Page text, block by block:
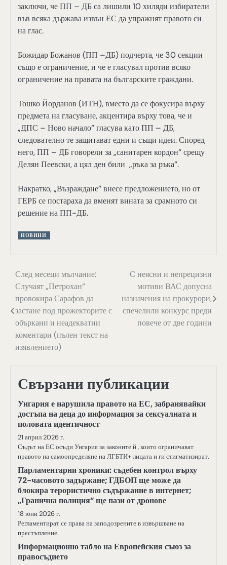
заключи, че ПП – ДБ са лишили 10 хиляди избиратели
във всяка държава извън ЕС да упражнят правото си
на глас.
Божидар Божанов (ПП –ДБ) подчерта, че 30 секции
също е ограничение, и че е гласувал против всяко
ограничение на правата на българските граждани.
Тошко Йорданов (ИТН), вместо да се фокусира върху
предмета на гласуване, акцентира върху това, че и
„ДПС – Ново начало“ гласува като ПП – ДБ,
следователно те защитават едни и същи идеи. Според
него, ПП – ДБ говорели за „санитарен кордон“ срещу
Делян Пеевски, а цял ден били „ръка за ръка“.
Накратко, „Възраждане“ внесе предложението, но от
ГЕРБ се постараха да вменят вината за срамното си
решение на ПП-ДБ.
НОВИНИ
Навигация
След месеци мълчание:
Случаят „Петрохан“
провокира Сарафов да
застане под прожекторите с
объркани и неадекватни
коментари (пълен текст на
изявлението)
С неясни и непрецизни
мотиви ВАС допусна
назначения на прокурори,
спечелили конкурс преди
повече от две години
Свързани публикации
Унгария е нарушила правото на ЕС, забранявайки
достъпа на деца до информация за сексуалната и
половата идентичност
21 април 2026 г.
Съдът на ЕС осъди Унгария за законите й , които ограничават
правото на самоопределяне на ЛГБТИ+ лицата и ги стигматизират.
Парламентарни хроники: съдебен контрол върху
72-часовото задържане; ГДБОП ще може да
блокира терористично съдържание в интернет;
„Гранична полиция“ ще пази от дронове
18 юни 2026 г.
Регламентират се права на заподозрените в извършване на
престъпление.
Информационно табло на Европейския съюз за
правосъдието